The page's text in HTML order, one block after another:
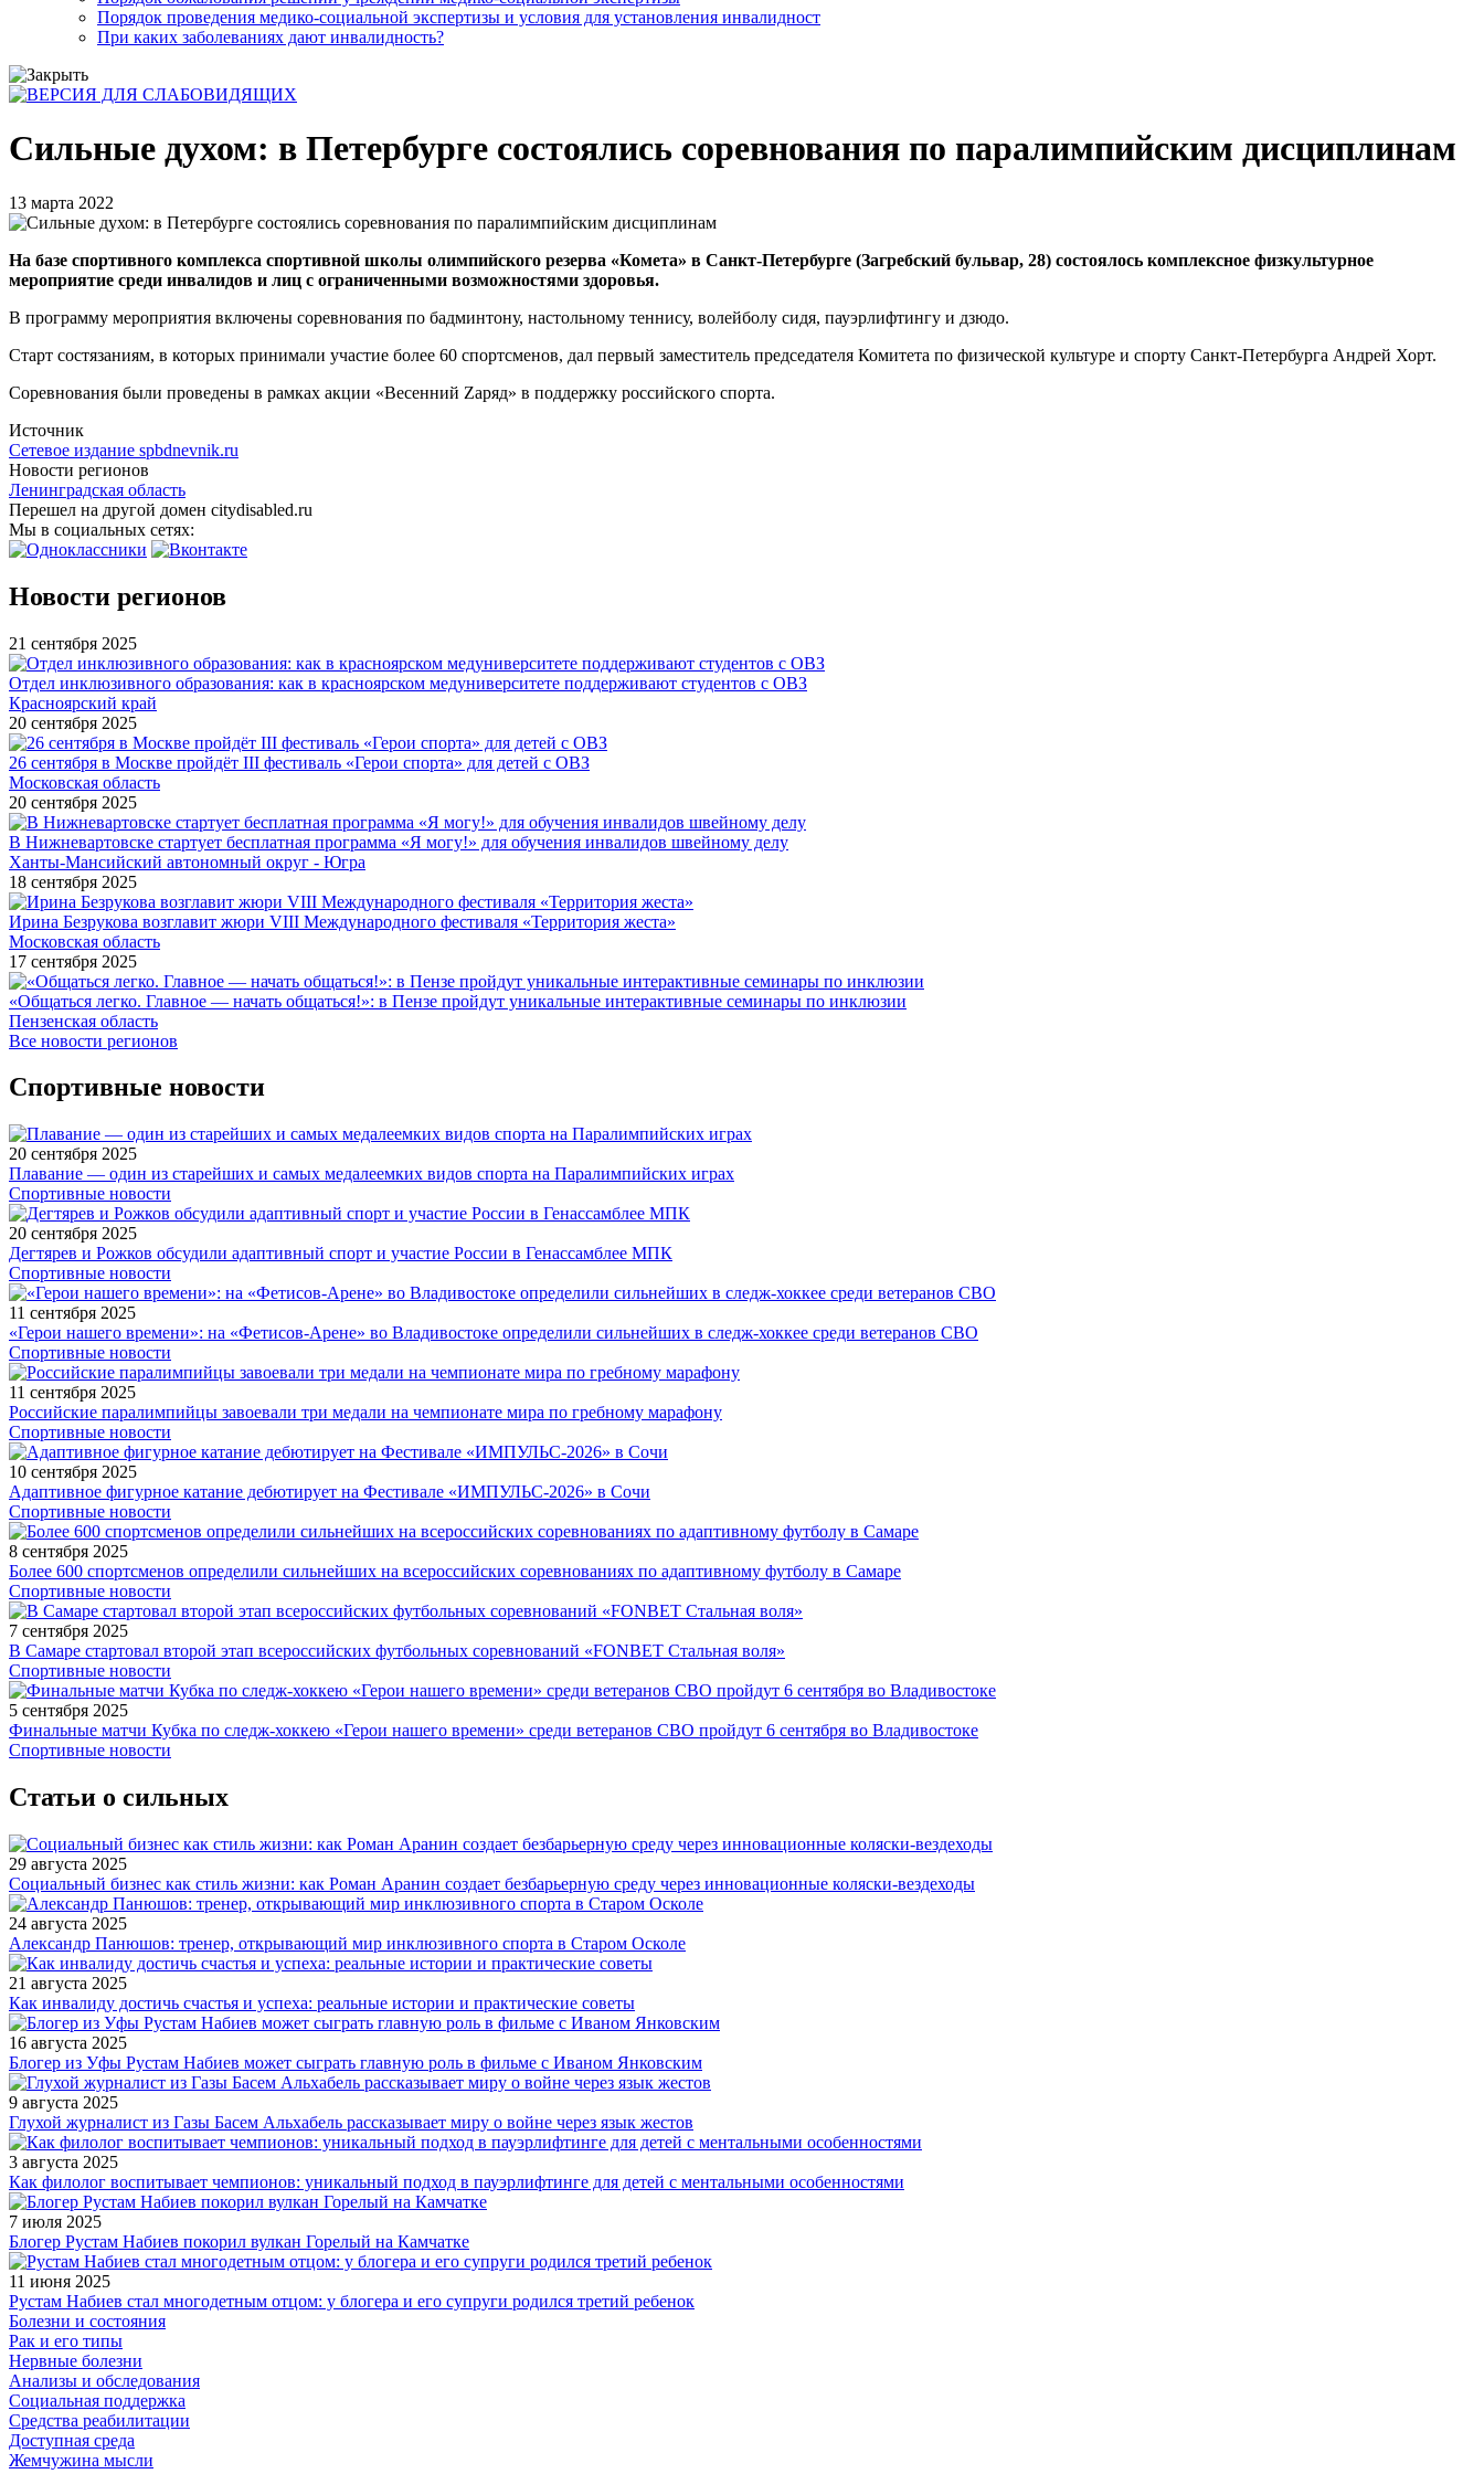
Порядок проведения медико-социальной экспертизы и условия для установления инвалидност
При каких заболеваниях дают инвалидность?
Сильные духом: в Петербурге состоялись соревнования по паралимпийским дисциплинам
13 марта 2022
На базе спортивного комплекса спортивной школы олимпийского резерва «Комета» в Санкт-Петербурге (Загребский бульвар, 28) состоялось комплексное физкультурное
мероприятие среди инвалидов и лиц с ограниченными возможностями здоровья.
В программу мероприятия включены соревнования по бадминтону, настольному теннису, волейболу сидя, пауэрлифтингу и дзюдо.
Старт состязаниям, в которых принимали участие более 60 спортсменов, дал первый заместитель председателя Комитета по физической культуре и спорту Санкт-Петербурга Андрей Хорт.
Соревнования были проведены в рамках акции «Весенний Zаряд» в поддержку российского спорта.
Источник
Сетевое издание spbdnevnik.ru
Новости регионов
Ленинградская область
Перешел на другой домен citydisabled.ru
Мы в социальных сетях:
Новости регионов
21 сентября 2025
Отдел инклюзивного образования: как в красноярском медуниверситете поддерживают студентов с ОВЗ
Красноярский край
20 сентября 2025
26 сентября в Москве пройдёт III фестиваль «Герои спорта» для детей с ОВЗ
Московская область
20 сентября 2025
В Нижневартовске стартует бесплатная программа «Я могу!» для обучения инвалидов швейному делу
Ханты-Мансийский автономный округ - Югра
18 сентября 2025
Ирина Безрукова возглавит жюри VIII Международного фестиваля «Территория жеста»
Московская область
17 сентября 2025
«Общаться легко. Главное — начать общаться!»: в Пензе пройдут уникальные интерактивные семинары по инклюзии
Пензенская область
Все новости регионов
Спортивные новости
20 сентября 2025
Плавание — один из старейших и самых медалеемких видов спорта на Паралимпийских играх
Спортивные новости
20 сентября 2025
Дегтярев и Рожков обсудили адаптивный спорт и участие России в Генассамблее МПК
Спортивные новости
11 сентября 2025
«Герои нашего времени»: на «Фетисов-Арене» во Владивостоке определили сильнейших в следж-хоккее среди ветеранов СВО
Спортивные новости
11 сентября 2025
Российские паралимпийцы завоевали три медали на чемпионате мира по гребному марафону
Спортивные новости
10 сентября 2025
Адаптивное фигурное катание дебютирует на Фестивале «ИМПУЛЬС-2026» в Сочи
Спортивные новости
8 сентября 2025
Более 600 спортсменов определили сильнейших на всероссийских соревнованиях по адаптивному футболу в Самаре
Спортивные новости
7 сентября 2025
В Самаре стартовал второй этап всероссийских футбольных соревнований «FONBET Стальная воля»
Спортивные новости
5 сентября 2025
Финальные матчи Кубка по следж-хоккею «Герои нашего времени» среди ветеранов СВО пройдут 6 сентября во Владивостоке
Спортивные новости
Статьи о сильных
29 августа 2025
Социальный бизнес как стиль жизни: как Роман Аранин создает безбарьерную среду через инновационные коляски-вездеходы
24 августа 2025
Александр Панюшов: тренер, открывающий мир инклюзивного спорта в Старом Осколе
21 августа 2025
Как инвалиду достичь счастья и успеха: реальные истории и практические советы
16 августа 2025
Блогер из Уфы Рустам Набиев может сыграть главную роль в фильме с Иваном Янковским
9 августа 2025
Глухой журналист из Газы Басем Альхабель рассказывает миру о войне через язык жестов
3 августа 2025
Как филолог воспитывает чемпионов: уникальный подход в пауэрлифтинге для детей с ментальными особенностями
7 июля 2025
Блогер Рустам Набиев покорил вулкан Горелый на Камчатке
11 июня 2025
Рустам Набиев стал многодетным отцом: у блогера и его супруги родился третий ребенок
Болезни и состояния
Рак и его типы
Нервные болезни
Анализы и обследования
Социальная поддержка
Средства реабилитации
Доступная среда
Жемчужина мысли